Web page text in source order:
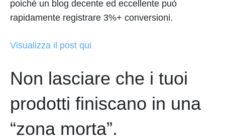
poiché un blog decente ed eccellente può
rapidamente registrare 3%+ conversioni.
Visualizza il post qui
Non lasciare che i tuoi
prodotti finiscano in una
“zona morta”.